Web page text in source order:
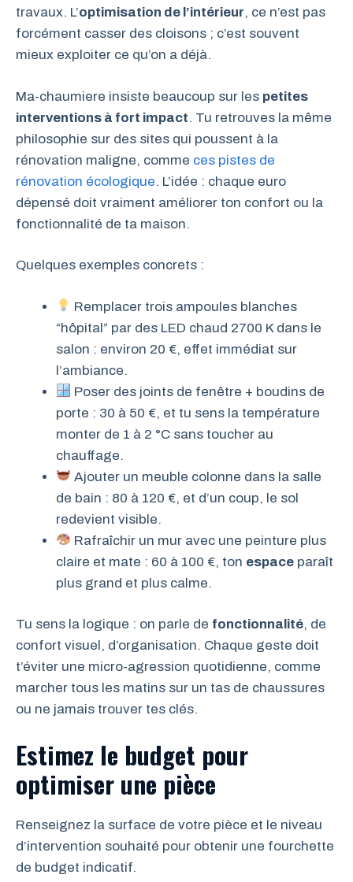
travaux. L’optimisation de l’intérieur, ce n’est pas
forcément casser des cloisons ; c’est souvent
mieux exploiter ce qu’on a déjà.
Ma-chaumiere insiste beaucoup sur les petites
interventions à fort impact. Tu retrouves la même
philosophie sur des sites qui poussent à la
rénovation maligne, comme ces pistes de
rénovation écologique. L’idée : chaque euro
dépensé doit vraiment améliorer ton confort ou la
fonctionnalité de ta maison.
Quelques exemples concrets :
Remplacer trois ampoules blanches
“hôpital” par des LED chaud 2700 K dans le
salon : environ 20 €, effet immédiat sur
l’ambiance.
Poser des joints de fenêtre + boudins de
porte : 30 à 50 €, et tu sens la température
monter de 1 à 2 °C sans toucher au
chauffage.
Ajouter un meuble colonne dans la salle
de bain : 80 à 120 €, et d’un coup, le sol
redevient visible.
Rafraîchir un mur avec une peinture plus
claire et mate : 60 à 100 €, ton espace paraît
plus grand et plus calme.
Tu sens la logique : on parle de fonctionnalité, de
confort visuel, d’organisation. Chaque geste doit
t’éviter une micro-agression quotidienne, comme
marcher tous les matins sur un tas de chaussures
ou ne jamais trouver tes clés.
Estimez le budget pour
optimiser une pièce
Renseignez la surface de votre pièce et le niveau
d’intervention souhaité pour obtenir une fourchette
de budget indicatif.